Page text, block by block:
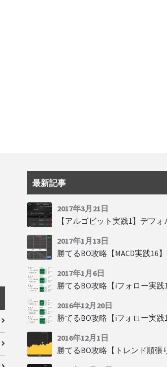
最新記事
2017年3月21日
2017年1月13日
2017年1月6日
2016年12月20日
2016年12月1日